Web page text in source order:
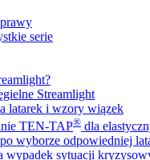
serie
Streamlight
latarek i wzory wiązek
TEN-TAP® dla
wyborze odpowiedniej
wypadek sytuacji